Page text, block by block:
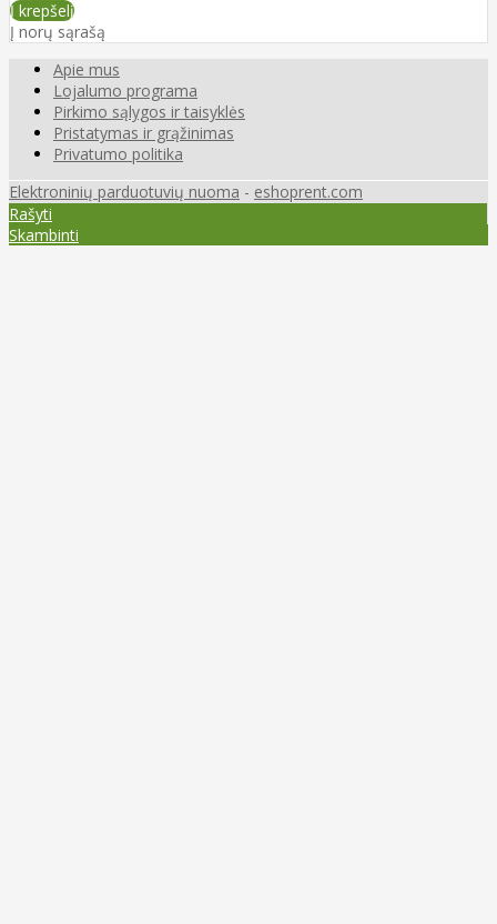
Į krepšelį
Į norų sąrašą
Apie mus
Lojalumo programa
Pirkimo sąlygos ir taisyklės
Pristatymas ir grąžinimas
Privatumo politika
Elektroninių parduotuvių nuoma - eshoprent.com
Rašyti
Skambinti